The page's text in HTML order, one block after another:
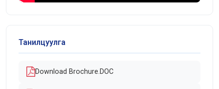
Танилцуулга
Download Brochure.DOC